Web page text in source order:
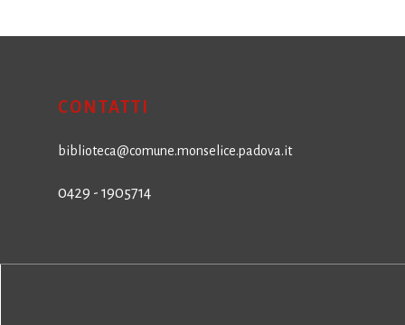
CONTATTI
biblioteca@comune.monselice.padova.it
0429 - 1905714